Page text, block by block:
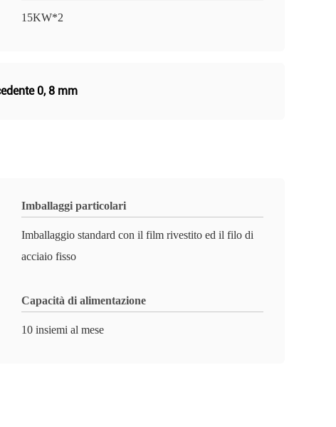
15KW*2
0,8 mm
Imballaggi particolari
Imballaggio standard con il film rivestito ed il filo di
acciaio fisso
Capacità di alimentazione
10 insiemi al mese